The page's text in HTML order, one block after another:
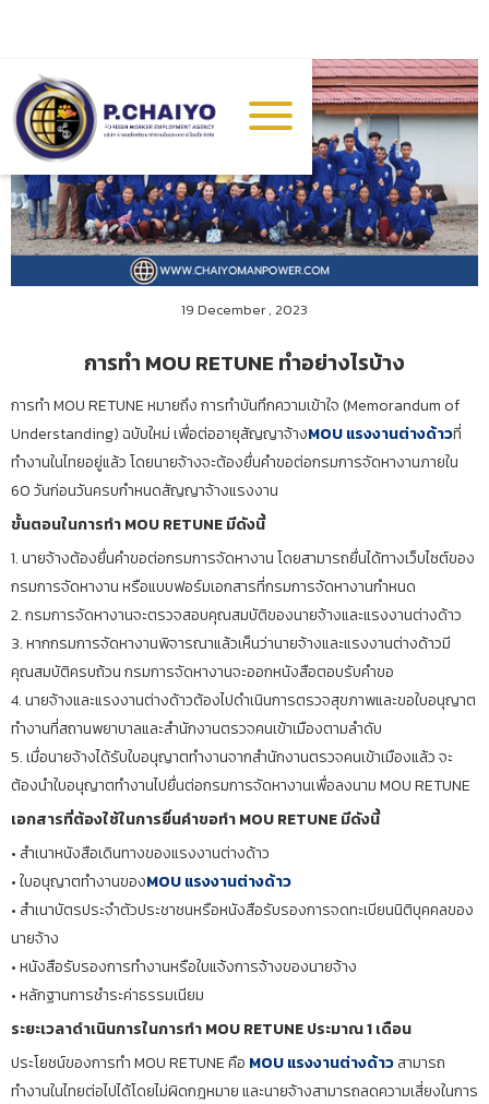
19 December , 2023
การทำ MOU RETUNE ทำอย่างไรบ้าง
การทำ MOU RETUNE หมายถึง การทำบันทึกความเข้าใจ (Memorandum of
Understanding) ฉบับใหม่ เพื่อต่ออายุสัญญาจ้างMOU แรงงานต่างด้าวที่
ทำงานในไทยอยู่แล้ว โดยนายจ้างจะต้องยื่นคำขอต่อกรมการจัดหางานภายใน
60 วันก่อนวันครบกำหนดสัญญาจ้างแรงงาน
ขั้นตอนในการทำ MOU RETUNE มีดังนี้
1. นายจ้างต้องยื่นคำขอต่อกรมการจัดหางาน โดยสามารถยื่นได้ทางเว็บไซต์ของ
กรมการจัดหางาน หรือแบบฟอร์มเอกสารที่กรมการจัดหางานกำหนด
2. กรมการจัดหางานจะตรวจสอบคุณสมบัติของนายจ้างและแรงงานต่างด้าว
3. หากกรมการจัดหางานพิจารณาแล้วเห็นว่านายจ้างและแรงงานต่างด้าวมี
คุณสมบัติครบถ้วน กรมการจัดหางานจะออกหนังสือตอบรับคำขอ
4. นายจ้างและแรงงานต่างด้าวต้องไปดำเนินการตรวจสุขภาพและขอใบอนุญาต
ทำงานที่สถานพยาบาลและสำนักงานตรวจคนเข้าเมืองตามลำดับ
5. เมื่อนายจ้างได้รับใบอนุญาตทำงานจากสำนักงานตรวจคนเข้าเมืองแล้ว จะ
ต้องนำใบอนุญาตทำงานไปยื่นต่อกรมการจัดหางานเพื่อลงนาม MOU RETUNE
เอกสารที่ต้องใช้ในการยื่นคำขอทำ MOU RETUNE มีดังนี้
• สำเนาหนังสือเดินทางของแรงงานต่างด้าว
• ใบอนุญาตทำงานของMOU แรงงานต่างด้าว
• สำเนาบัตรประจำตัวประชาชนหรือหนังสือรับรองการจดทะเบียนนิติบุคคลของ
นายจ้าง
• หนังสือรับรองการทำงานหรือใบแจ้งการจ้างของนายจ้าง
• หลักฐานการชำระค่าธรรมเนียม
ระยะเวลาดำเนินการในการทำ MOU RETUNE ประมาณ 1 เดือน
ประโยชน์ของการทำ MOU RETUNE คือ MOU แรงงานต่างด้าวสามารถ
ทำงานในไทยต่อไปได้โดยไม่ผิดกฎหมาย และนายจ้างสามารถลดความเสี่ยงในการ